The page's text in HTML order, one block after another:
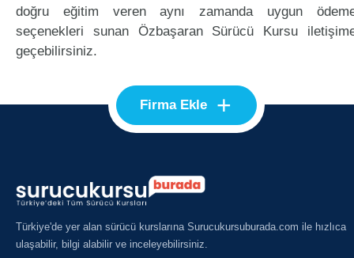
doğru eğitim veren aynı zamanda uygun
seçenekleri sunan Özbaşaran Sürücü Kursu
geçebilirsiniz.
Firma Ekle +
Türkiye'de yer alan sürücü kurslarına Surucukursuburada.com ile hızlıca
ulaşabilir, bilgi alabilir ve inceleyebilirsiniz.